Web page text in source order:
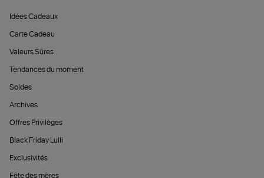
Idées Cadeaux
Carte Cadeau
Valeurs Sûres
Tendances du moment
Soldes
Archives
Offres Privilèges
Black Friday Lulli
Exclusivités
Fête des mères